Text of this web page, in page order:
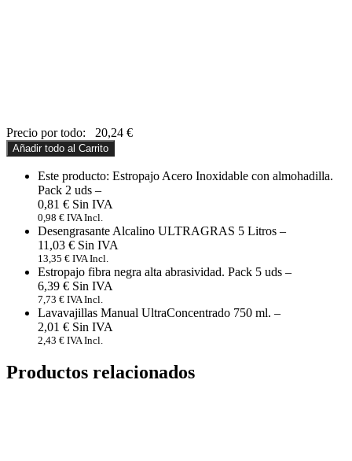
Precio por todo: 20,24 €
Añadir todo al Carrito
Este producto: Estropajo Acero Inoxidable con almohadilla.
Pack 2 uds –
0,81 €
0,98 € IVA Incl.
Desengrasante Alcalino ULTRAGRAS 5 Litros –
11,03 €
13,35 € IVA Incl.
Estropajo fibra negra alta abrasividad. Pack 5 uds –
6,39 €
7,73 € IVA Incl.
Lavavajillas Manual UltraConcentrado 750 ml. –
2,01 €
2,43 € IVA Incl.
Productos relacionados